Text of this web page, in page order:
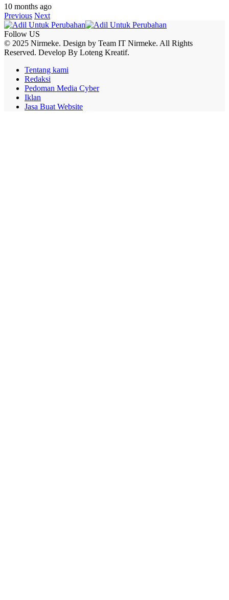
10 months ago
Previous Next
Follow US
© 2025 Nirmeke. Design by Team IT Nirmeke. All Rights
Reserved. Develop By Loteng Kreatif.
Tentang kami
Redaksi
Pedoman Media Cyber
Iklan
Jasa Buat Website